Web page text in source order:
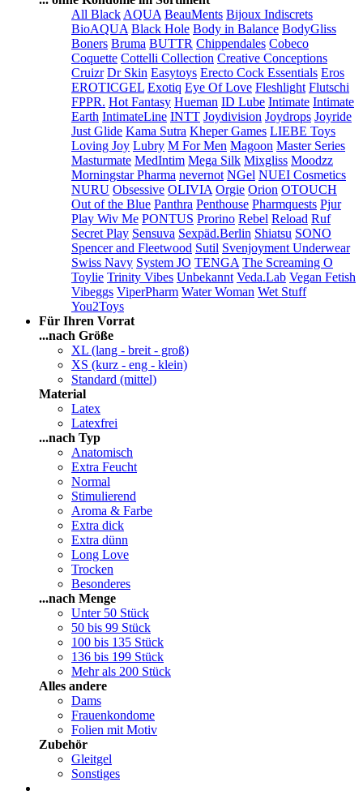
All Black AQUA BeauMents Bijoux Indiscrets
BioAQUA Black Hole Body in Balance BodyGliss
Boners Bruma BUTTR Chippendales Cobeco
Coquette Cottelli Collection Creative Conceptions
Cruizr Dr Skin Easytoys Erecto Cock Essentials Eros
EROTICGEL Exotiq Eye Of Love Fleshlight Flutschi
FPPR. Hot Fantasy Hueman ID Lube Intimate Intimate
Earth IntimateLine INTT Joydivision Joydrops Joyride
Just Glide Kama Sutra Kheper Games LIEBE Toys
Loving Joy Lubry M For Men Magoon Master Series
Masturmate MedIntim Mega Silk Mixgliss Moodzz
Morningstar Pharma nevernot NGel NUEI Cosmetics
NURU Obsessive OLIVIA Orgie Orion OTOUCH
Out of the Blue Panthra Penthouse Pharmquests Pjur
Play Wiv Me PONTUS Prorino Rebel Reload Ruf
Secret Play Sensuva Sexpäd.Berlin Shiatsu SONO
Spencer and Fleetwood Sutil Svenjoyment Underwear
Swiss Navy System JO TENGA The Screaming O
Toylie Trinity Vibes Unbekannt Veda.Lab Vegan Fetish
Vibeggs ViperPharm Water Woman Wet Stuff
You2Toys
Für Ihren Vorrat
...nach Größe
XL (lang - breit - groß)
XS (kurz - eng - klein)
Standard (mittel)
Material
Latex
Latexfrei
...nach Typ
Anatomisch
Extra Feucht
Normal
Stimulierend
Aroma & Farbe
Extra dick
Extra dünn
Long Love
Trocken
Besonderes
...nach Menge
Unter 50 Stück
50 bis 99 Stück
100 bis 135 Stück
136 bis 199 Stück
Mehr als 200 Stück
Alles andere
Dams
Frauenkondome
Folien mit Motiv
Zubehör
Gleitgel
Sonstiges